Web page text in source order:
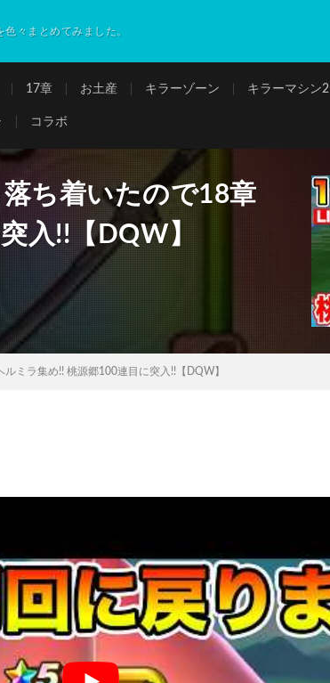
色々まとめてみました。
17章 お土産 キラーゾーン キラーマシン2
コラボ
ち着いたので18章
入!!【DQW】
ミラ集め!! 桃源郷100連目に突入!!【DQW】